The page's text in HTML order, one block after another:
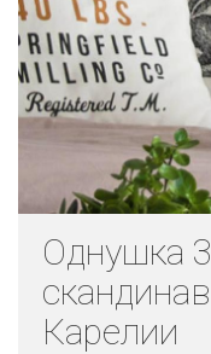
Однушка
Карелии